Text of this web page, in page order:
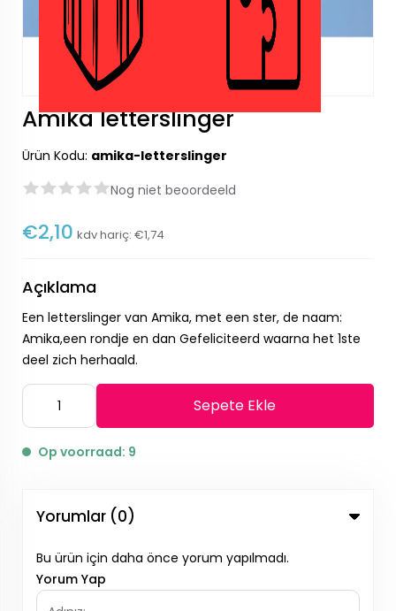
Amika letterslinger
Ürün Kodu: amika-letterslinger
Nog niet beoordeeld
€2,10 kdv hariç: €1,74
Açıklama
Een letterslinger van Amika, met een ster, de naam:
Amika,een rondje en dan Gefeliciteerd waarna het 1ste
deel zich herhaald.
Sepete Ekle
Op voorraad: 9
Yorumlar (0)
Bu ürün için daha önce yorum yapılmadı.
Yorum Yap